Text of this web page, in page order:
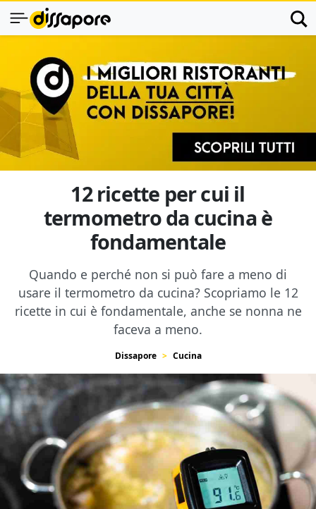
12 ricette per cui il
termometro da cucina è
fondamentale
Quando e perché non si può fare a meno di
usare il termometro da cucina? Scopriamo le 12
ricette in cui è fondamentale, anche se nonna ne
faceva a meno.
Dissapore Cucina